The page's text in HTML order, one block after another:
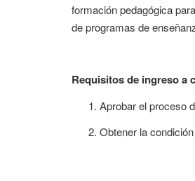
formación pedagógica
de programas de
Requisitos de ingreso a
Aprobar el proceso
Obtener la